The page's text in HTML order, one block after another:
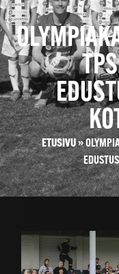
ETUSIVU»